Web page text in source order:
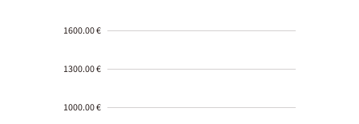
1600.00 €
1300.00 €
1000.00 €